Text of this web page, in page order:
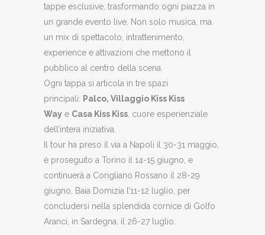
tappe esclusive, trasformando ogni piazza in
un grande evento live. Non solo musica, ma
un mix di spettacolo, intrattenimento,
experience e attivazioni che mettono il
pubblico al centro della scena.
Ogni tappa si articola in tre spazi
principali: Palco, Villaggio Kiss Kiss
Way e Casa Kiss Kiss , cuore esperienziale
dell’intera iniziativa.
Il tour ha preso il via a Napoli il 30-31 maggio,
è proseguito a Torino il 14-15 giugno, e
continuerà a Corigliano Rossano il 28-29
giugno, Baia Domizia l’11-12 luglio, per
concludersi nella splendida cornice di Golfo
Aranci, in Sardegna, il 26-27 luglio.